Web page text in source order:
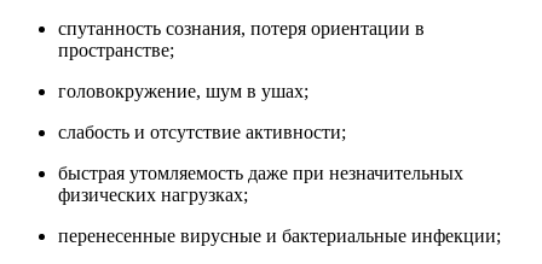
спутанность сознания, потеря ориентации в
пространстве;
головокружение, шум в ушах;
слабость и отсутствие активности;
быстрая утомляемость даже при незначительных
физических нагрузках;
перенесенные вирусные и бактериальные инфекции;